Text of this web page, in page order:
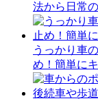
法から日常
うっかり車
め！簡単に